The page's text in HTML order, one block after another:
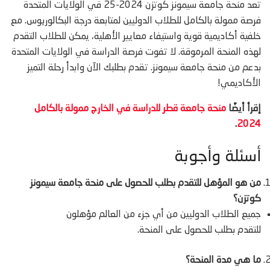
تعد منحة جامعة سيمونز كوتزن 2024-25 في الولايات المتحدة
فرصة ممولة بالكامل للطلاب الدوليين لمتابعة درجة البكالوريوس. مع
خلفية أكاديمية قوية واستيفاء معايير الأهلية، يمكن للطلاب التقدم
لهذه المنحة المرموقة. لا تفوت فرصة الدراسة في الولايات المتحدة
بدعم من منحة جامعة سيمونز. تقدم بطلبك الآن وابدأ رحلة التميز
الأكاديمي!
إقرأ أيضًا منحة جامعة قطر للدراسة في الخارج ممولة بالكامل
2024
.
أسئلة وأجوبة
من هو المؤهل للتقدم بطلب للحصول على منحة جامعة سيمونز
كوتزن؟
جميع الطلاب الدوليين من أي جزء من العالم مؤهلون
للتقدم بطلب للحصول على المنحة.
ما هي مدة المنحة؟